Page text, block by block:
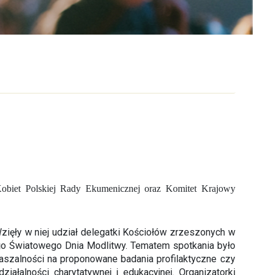
Polskiej Rady Ekumenicznej oraz Komitet Krajowy
w niej udział delegatki Kościołów zrzeszonych w
Dnia Modlitwy. Tematem spotkania było
na proponowane badania profilaktyczne czy
charytatywnej i edukacyjnej. Organizatorki